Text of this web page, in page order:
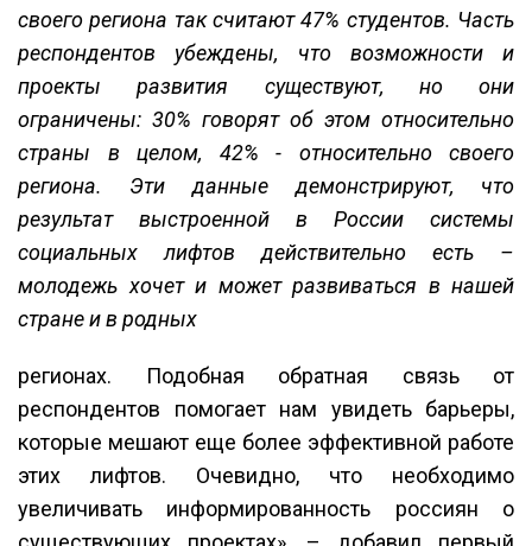
своего региона так считают 47% студентов. Часть
респондентов убеждены, что возможности и
проекты развития существуют, но они
ограничены: 30% говорят об этом относительно
страны в целом, 42% - относительно своего
региона. Эти данные демонстрируют, что
результат выстроенной в России системы
социальных лифтов действительно есть –
молодежь хочет и может развиваться в нашей
стране и в родных
регионах. Подобная обратная связь от
респондентов помогает нам увидеть барьеры,
которые мешают еще более эффективной работе
этих лифтов. Очевидно, что необходимо
увеличивать информированность россиян о